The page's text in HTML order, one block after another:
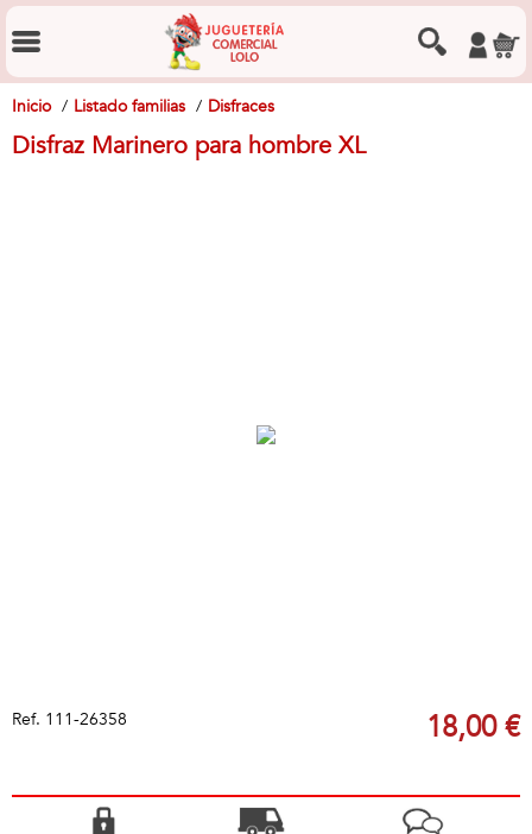
Inicio Listado familias Disfraces
Disfraz Marinero para hombre XL
Ref. 111-26358 18,00 €